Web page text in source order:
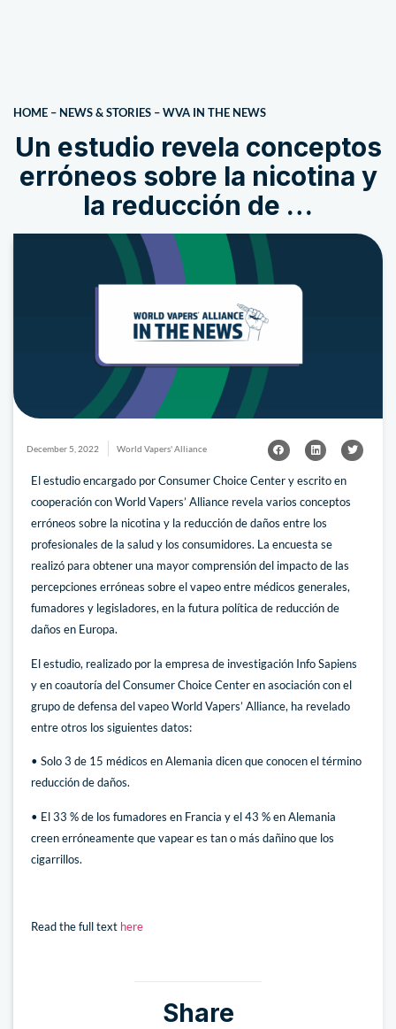
HOME – NEWS & STORIES –WVA IN THE NEWS
Un estudio revela conceptos
erróneos sobre la nicotina y
la reducción de …
December 5, 2022 World Vapers' Alliance
El estudio encargado por Consumer Choice Center y escrito en
cooperación con World Vapers’ Alliance revela varios conceptos
erróneos sobre la nicotina y la reducción de daños entre los
profesionales de la salud y los consumidores. La encuesta se
realizó para obtener una mayor comprensión del impacto de las
percepciones erróneas sobre el vapeo entre médicos generales,
fumadores y legisladores, en la futura política de reducción de
daños en Europa.
El estudio, realizado por la empresa de investigación Info Sapiens
y en coautoría del Consumer Choice Center en asociación con el
grupo de defensa del vapeo World Vapers’ Alliance, ha revelado
entre otros los siguientes datos:
• Solo 3 de 15 médicos en Alemania dicen que conocen el término
reducción de daños.
• El 33 % de los fumadores en Francia y el 43 % en Alemania
creen erróneamente que vapear es tan o más dañino que los
cigarrillos.
Read the full text here
Share